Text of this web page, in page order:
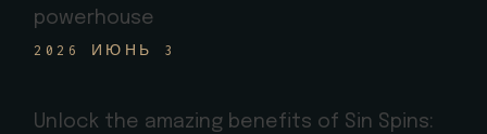
powerhouse
2026 ИЮНЬ 3
Unlock the amazing benefits of Sin Spins: